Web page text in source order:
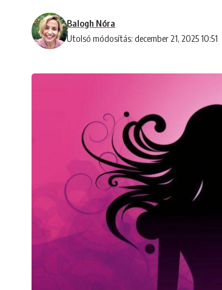
Utolsó módosítás: december 21, 2025 10:51
Balogh Nóra